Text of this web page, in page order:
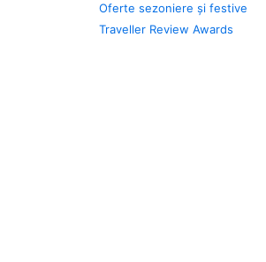
Oferte sezoniere și festive
Traveller Review Awards